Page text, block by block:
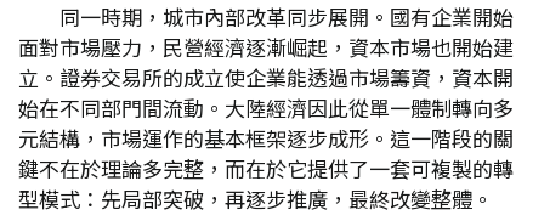
同一時期，城市內部改革同步展開。國有企業開始
面對市場壓力，民營經濟逐漸崛起，資本市場也開始建
立。證券交易所的成立使企業能透過市場籌資，資本開
始在不同部門間流動。大陸經濟因此從單一體制轉向多
元結構，市場運作的基本框架逐步成形。這一階段的關
鍵不在於理論多完整，而在於它提供了一套可複製的轉
型模式：先局部突破，再逐步推廣，最終改變整體。